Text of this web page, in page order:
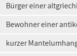
Bürger einer
Bewohner einer
kurzer